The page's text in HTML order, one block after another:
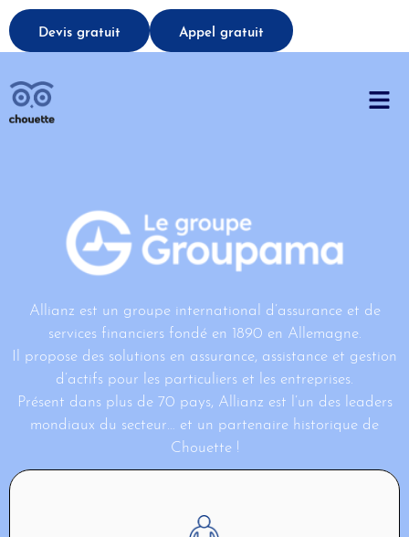
Devis gratuit Appel gratuit
Allianz est un groupe international d’assurance et de
services financiers fondé en 1890 en Allemagne.
Il propose des solutions en assurance, assistance et gestion
d’actifs pour les particuliers et les entreprises.
Présent dans plus de 70 pays, Allianz est l’un des leaders
mondiaux du secteur… et un partenaire historique de
Chouette !